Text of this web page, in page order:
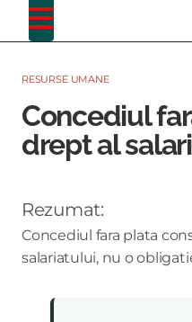
RESURSE UMANE
Concediul
drept al
Rezumat:
Concediul fara plata
salariatului, nu o